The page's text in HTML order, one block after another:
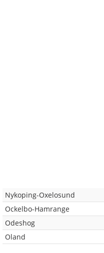
Nykoping-Oxelosund
Ockelbo-Hamrange
Odeshog
Oland